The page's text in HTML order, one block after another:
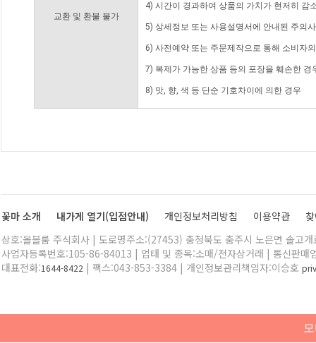
교환 및 환불 불가
4) 시간이 경과하여 상품의 가치가 현저히 감
5) 상세정보 또는 사용설명서에 안내된 주의
6) 사전예약 또는 주문제작으로 통해 소비자
7) 복제가 가능한 상품 등의 포장을 훼손한 경
8) 맛, 향, 색 등 단순 기호차이에 의한 경우
꽃마 소개 내가게 열기(입점안내) 개인정보처리방침 이용약관
상호:올블룸 주식회사 | 도로명주소:(27453) 충청북도 충주시 노은면 솔고
사업자등록번호:105-86-84013 | 업태 및 종목:소매/전자상거래 | 통신판매
대표전화:1644-8422 | 팩스:043-853-3384 | 개인정보관리책임자:이승호